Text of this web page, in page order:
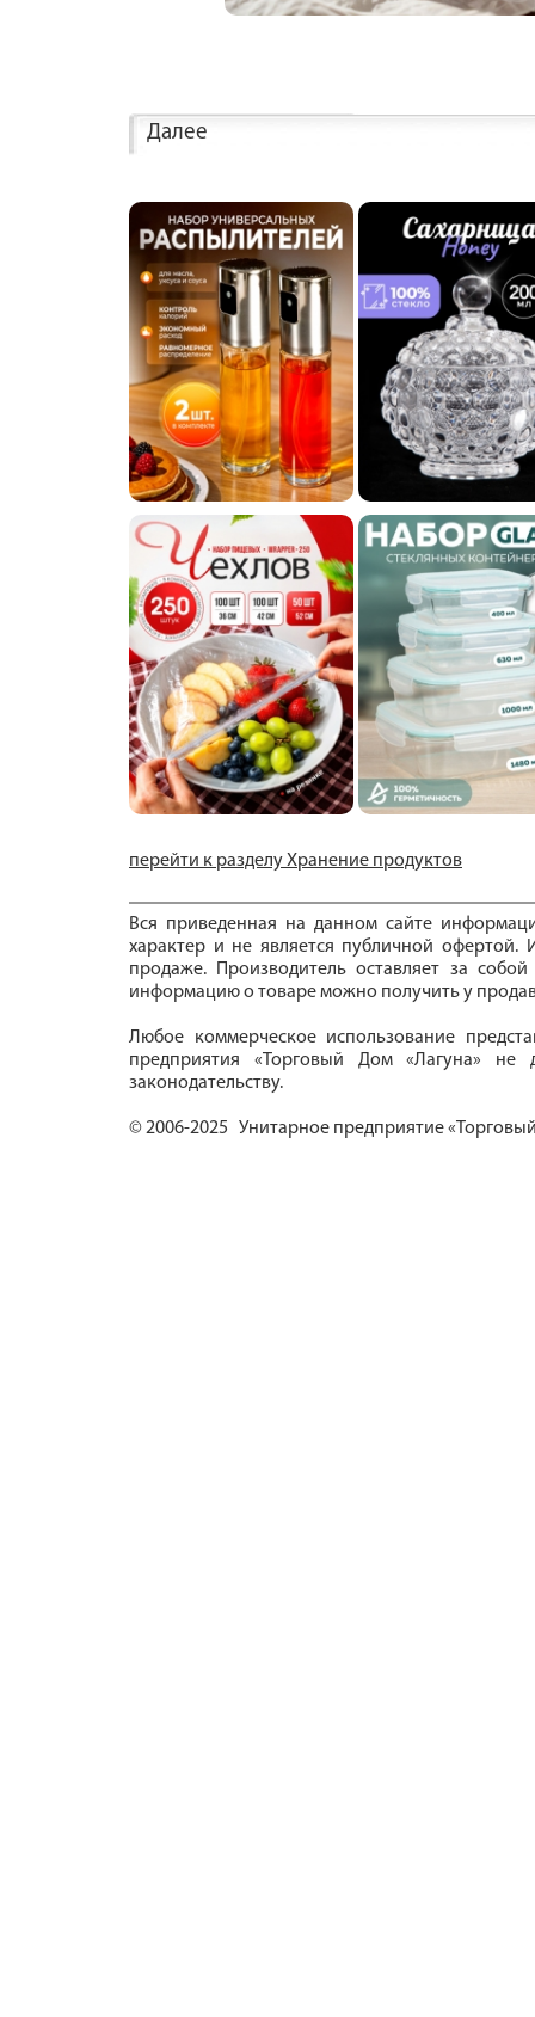
Далее
перейти к разделу Хранение продуктов
Вся приведенная на данном сайте
характер и не является публичной офертой.
продаже. Производитель оставляет за
информацию о товаре можно получить у
Любое коммерческое использование
предприятия «Торговый Дом «Лагуна» не
законодательству.
© 2006-2025 Унитарное предприятие